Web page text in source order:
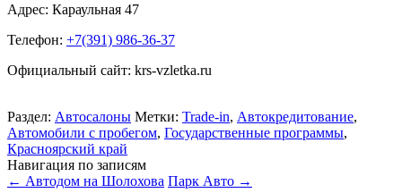
Адрес: Караульная 47
Телефон: +7(391) 986-36-37
Официальный сайт: krs-vzletka.ru
Раздел: Автосалоны Метки: Trade-in, Автокредитование,
Автомобили с пробегом, Государственные программы,
Красноярский край
Навигация по записям
← Автодом на Шолохова Парк Авто →